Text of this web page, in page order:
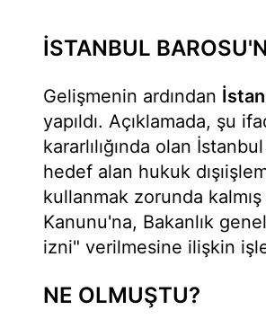
İSTANBUL
Gelişmenin ardından
yapıldı. Açıklamada, şu
kararlılığında olan
hedef alan hukuk
kullanmak zorunda kalmış
Kanunu'na, Bakanlık
izni" verilmesine ilişkin
NE OLMUŞTU?